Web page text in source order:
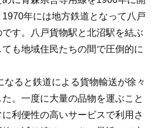
年には地方鉄道となって八戸
す。八戸貨物駅と北沼駅を結ぶ
も地域住民たちの間で圧倒的に
なると鉄道による貨物輸送が徐々
。一度に大量の品物を運ぶこと
利便性の高いサービスで利用さ